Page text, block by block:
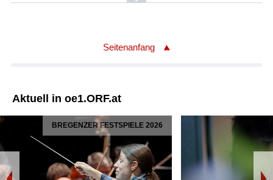
Titel: Barcarole
Album: Reverie & Reality
Titel: Traum
Ausführender/Ausführende: Kathrina Ruckgaber, Sopran
Helmut Detusch, Klavier
Länge: 01:58 min
Label: Darbinghaus und Grimm
Seitenanfang
Aktuell in oe1.ORF.at
BREGENZER FESTSPIELE 2026